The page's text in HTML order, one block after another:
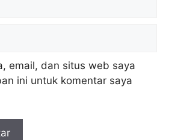
email, dan situs web saya
ini untuk komentar saya